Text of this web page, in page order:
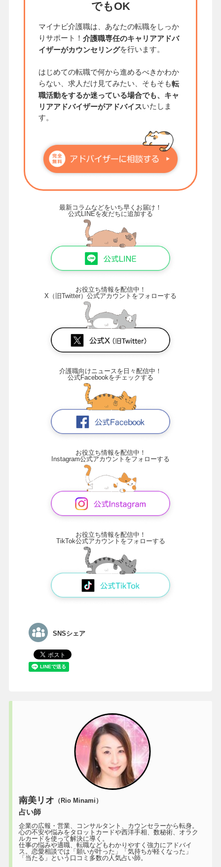
でもOK
マイナビ介護職は、あなたの転職をしっか
りサポート！ 介護職専任のキャリアアドバ
イザーがカウンセリングを行います。
はじめての転職で何から進めるべきかわか
らない、求人だけ見てみたい、そもそも転
職活動をするか迷っている場合でも、キャ
リアアドバイザーがアドバイスいたしま
す。
最新コラムなどをいち早くお届け！
公式LINEを友だちに追加する
お役立ち情報を配信中！
X（旧Twitter）公式アカウントをフォローする
介護職向けニュースを日々配信中！
公式Facebookをチェックする
お役立ち情報を配信中！
Instagram公式アカウントをフォローする
お役立ち情報を配信中！
TikTok公式アカウントをフォローする
SNSシェア
南美リオ （Rio Minami）
占い師
企業の広報・営業、コンサルタント、カウンセラーから転身。
心の不安や悩みをタロットカードや西洋手相、数秘術、オラク
ルカードを使って解決に導く。
仕事の悩みや適職、転職などもわかりやすく強力にアドバイ
ス。恋愛相談では「願いが叶った」「気持ちが軽くなった」
「当たる」という口コミ多数の人気占い師。